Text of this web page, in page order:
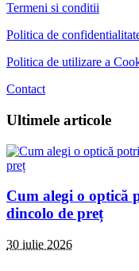
Termeni si conditii
Politica de
Politica de utilizare a
Contact
Ultimele articole
Cum alegi o optică
dincolo de preț
30 iulie 2026